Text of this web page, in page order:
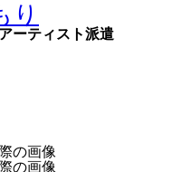
り
ーティスト派遣